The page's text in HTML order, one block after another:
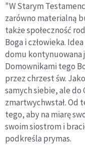
"W Starym
zarówno materialną
także społeczność
Boga i człowieka.
domu kontynuowana
Domownikami tego
przez chrzest św.
samych siebie, ale do
zmartwychwstał. Od
tego, aby na miarę
swoim siostrom i
podkreśla prymas.